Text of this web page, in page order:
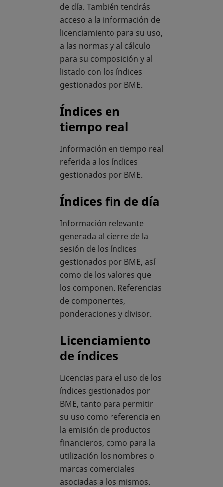
de día. También tendrás
acceso a la información de
licenciamiento para su uso,
a las normas y al cálculo
para su composición y al
listado con los índices
gestionados por BME.
Índices en
tiempo real
Información en tiempo real
referida a los índices
gestionados por BME.
Índices fin de día
Información relevante
generada al cierre de la
sesión de los índices
gestionados por BME, así
como de los valores que
los componen. Referencias
de componentes,
ponderaciones y divisor.
Licenciamiento
de índices
Licencias para el uso de los
índices gestionados por
BME, tanto para permitir
su uso como referencia en
la emisión de productos
financieros, como para la
utilización los nombres o
marcas comerciales
asociadas a los mismos.